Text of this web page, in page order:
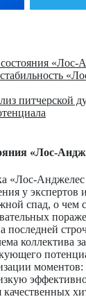
питчерской
«Лос-
«Лос-
у экспертов
спад, о чем
последней
коллектива
моментов:
качественных